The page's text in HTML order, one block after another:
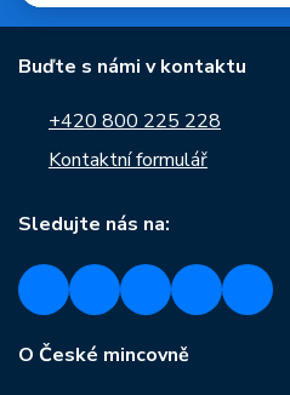
Buďte s námi v kontaktu
+420 800 225 228
Kontaktní formulář
Sledujte nás na:
O České mincovně